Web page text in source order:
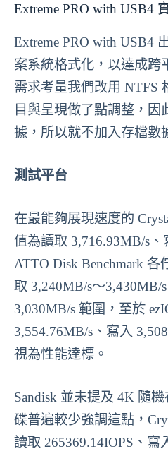
Extreme PRO with USB4
Extreme PRO with USB4
案系統格式化，以達成跨
需求考量我們改用 NTFS
目與呈現做了點調整，因
據，所以就不加入存檔數
測試平台
在最能夠展現速度的
值為讀取 3,716.93MB/s、
ATTO Disk Benchmark
取 3,240MB/s～3,430MB/
3,030MB/s 範圍，至於
3,554.76MB/s、寫入
視為性能達標。
Sandisk 並未提及 4K 隨
碟普遍較少強調這點，
讀取 265369.14IOPS、寫